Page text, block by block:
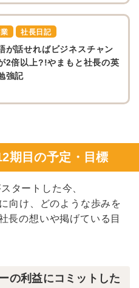
社長日記
が話せればビジネスチャン
2倍以上?!やまもと社長の英
強記
期目の予定・目標
タートした今、
向け、どのような歩みを
長の想いや掲げている目
の利益にコミットした